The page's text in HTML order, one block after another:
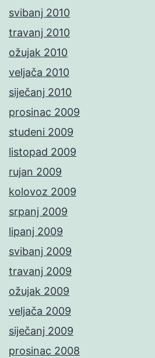
svibanj 2010
travanj 2010
ožujak 2010
veljača 2010
siječanj 2010
prosinac 2009
studeni 2009
listopad 2009
rujan 2009
kolovoz 2009
srpanj 2009
lipanj 2009
svibanj 2009
travanj 2009
ožujak 2009
veljača 2009
siječanj 2009
prosinac 2008